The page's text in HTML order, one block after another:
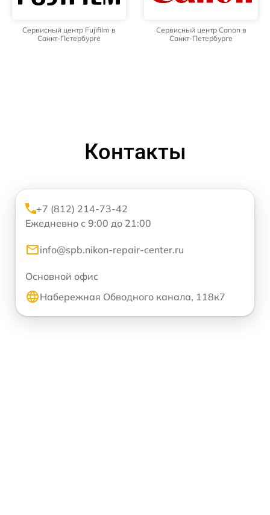
Сервисный центр Fujifilm в
Санкт-Петербурге
Сервисный центр Canon в
Санкт-Петербурге
Контакты
+7 (812) 214-73-42
Ежедневно с 9:00 до 21:00
info@spb.nikon-repair-center.ru
Основной офис
Набережная Обводного канала, 118к7